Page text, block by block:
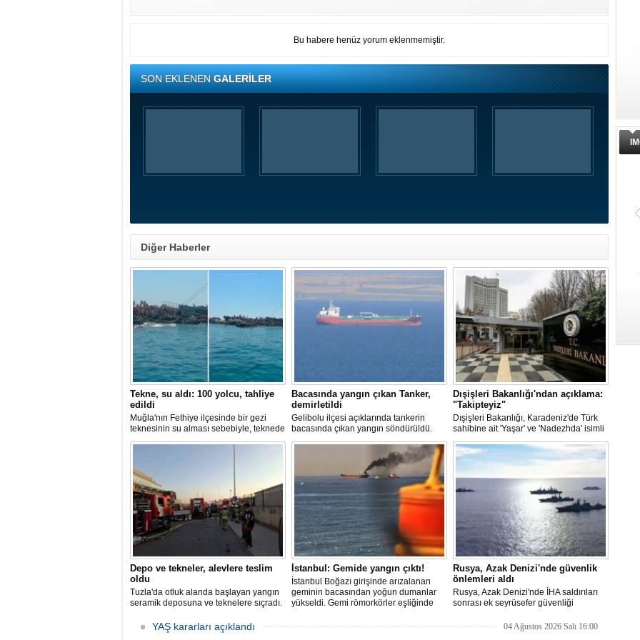
Bu habere henüz yorum eklenmemiştir.
SON EKLENENGALERİLER
Diğer Haberler
Tekne, su aldı: 100 yolcu, tahliye
edildi
Muğla'nın Fethiye ilçesinde bir gezi
teknesinin su alması sebebiyle, teknede
bulunan 100 yolcu tahliye edildi,
Bacasında yangın çıkan Tanker,
demirletildi
Gelibolu ilçesi açıklarında tankerin
bacasında çıkan yangın söndürüldü.
Tanker, ardından Şevketiye Demir
Dışişleri Bakanlığı'ndan açıklama:
"Takipteyiz"
Dışişleri Bakanlığı, Karadeniz'de Türk
sahibine ait 'Yaşar' ve 'Nadezhda' isimli
sivil gemilere yönelik insansız hava
araçlarıyla gerçekleştirilen saldırıda
yaralanan personelin sağlık durumu ve
güvenliğinin yakından takip edildiğini
Depo ve tekneler, alevlere teslim
oldu
Tuzla'da otluk alanda başlayan yangın
seramik deposuna ve teknelere sıçradı.
alevleri kontrol altına aldı.
İstanbul: Gemide yangın çıktı!
İstanbul Boğazı girişinde arızalanan
geminin bacasından yoğun dumanlar
yükseldi. Gemi römorkörler eşliğinde
Rusya, Azak Denizi'nde güvenlik
önlemleri aldı
Rusya, Azak Denizi'nde İHA saldırıları
sonrası ek seyrüsefer güvenliği
YAŞ kararları açıklandı 04 Ağustos 2026 Salı 16:00